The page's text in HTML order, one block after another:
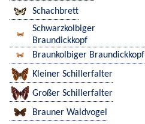
Schachbrett
Schwarzkolbiger
Braundickkopf
Braunkolbiger Braundickkopf
Kleiner Schillerfalter
Großer Schillerfalter
Brauner Waldvogel